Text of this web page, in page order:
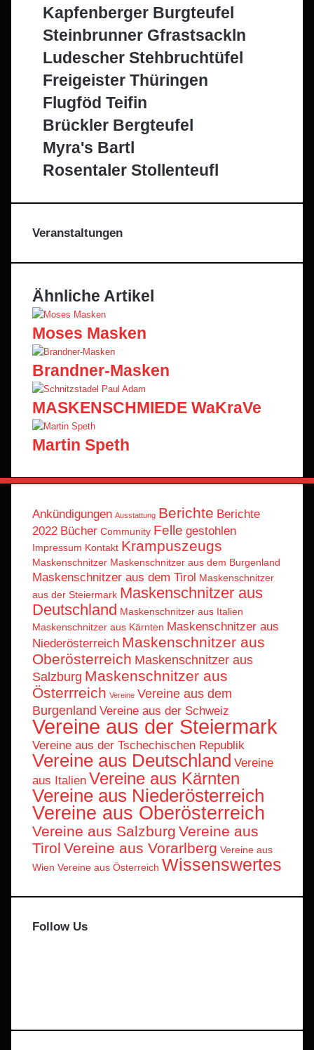
Kapfenberger Burgteufel
Steinbrunner Gfrastsackln
Ludescher Stehbruchtüfel
Freigeister Thüringen
Flugföd Teifin
Brückler Bergteufel
Myra's Bartl
Rosentaler Stollenteufl
Veranstaltungen
Ähnliche Artikel
Moses Masken
Brandner-Masken
MASKENSCHMIEDE WaKraVe
Martin Speth
Ankündigungen Ausstattung Berichte Berichte
2022 Bücher Community Felle gestohlen
Impressum Kontakt Krampuszeugs
Maskenschnitzer Maskenschnitzer aus dem Burgenland
Maskenschnitzer aus dem Tirol Maskenschnitzer
aus der Steiermark Maskenschnitzer aus
Deutschland Maskenschnitzer aus Italien
Maskenschnitzer aus Kärnten Maskenschnitzer aus
Niederösterreich Maskenschnitzer aus
Oberösterreich Maskenschnitzer aus
Salzburg Maskenschnitzer aus
Österrreich Vereine Vereine aus dem
Burgenland Vereine aus der Schweiz
Vereine aus der Steiermark
Vereine aus der Tschechischen Republik
Vereine aus Deutschland Vereine
aus Italien Vereine aus Kärnten
Vereine aus Niederösterreich
Vereine aus Oberösterreich
Vereine aus Salzburg Vereine aus
Tirol Vereine aus Vorarlberg Vereine aus
Wien Vereine aus Österreich Wissenswertes
Follow Us